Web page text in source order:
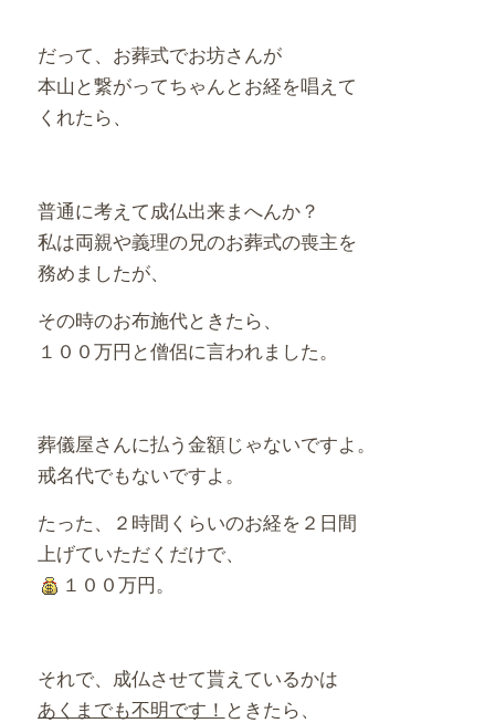
だって、お葬式でお坊さんが
本山と繋がってちゃんとお経を唱えて
くれたら、
普通に考えて成仏出来まへんか？
私は両親や義理の兄のお葬式の喪主を
務めましたが、
その時のお布施代ときたら、
１００万円と僧侶に言われました。
葬儀屋さんに払う金額じゃないですよ。
戒名代でもないですよ。
たった、２時間くらいのお経を２日間
上げていただくだけで、
１００万円。
それで、成仏させて貰えているかは
あくまでも不明です！ ときたら、